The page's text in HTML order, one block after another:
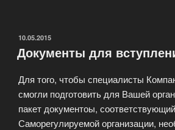
Арбитражном
ОПУБЛИКОВАНО
10.05.2015
Документы для
Для того, чтобы специалисты
смогли подготовить для Вашей
пакет документоы,
Саморегулируемой организации,